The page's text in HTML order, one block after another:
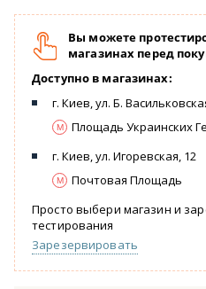
Вы можете
магазинах перед
Доступно в магазинах:
г. Киев, ул. Б.
Площадь Украинских
г. Киев, ул. Игоревская, 12
Почтовая Площадь
Просто выбери магазин и
тестирования
Зарезервировать